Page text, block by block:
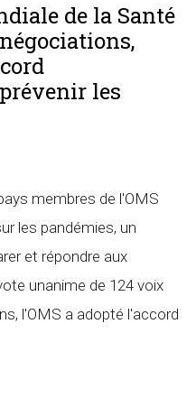
de la Santé
les
membres de l'OMS
les pandémies, un
et répondre aux
unanime de 124 voix
l'OMS a adopté l'accord